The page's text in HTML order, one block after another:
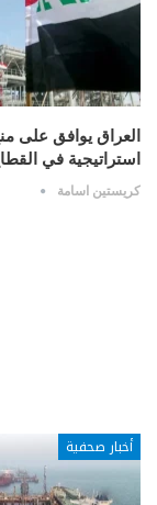
العراق يوافق على
استراتيجية في
كريستين اسامة
أخبار صحفية